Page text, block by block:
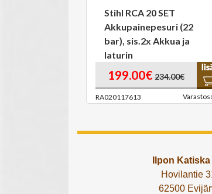
Stihl RCA 20 SET
Akkupainepesuri (22
bar), sis.2x Akkua ja
laturin
199.00€ 234.00€
RA020117613
Ilpon
Hovilantie
62500